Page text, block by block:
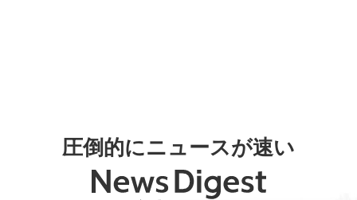
圧倒的にニュースが速い